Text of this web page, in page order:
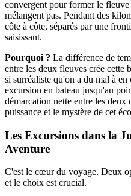
convergent pour former le
mélangent pas. Pendant des
côte à côte, séparés par une
saisissant.
Pourquoi ? La différence de
entre les deux fleuves crée cette
si surréaliste qu'on a du mal à
excursion en bateau jusqu'au
démarcation nette entre les deux
puissance et le mystère de cet
Les Excursions dans la
Aventure
C'est le cœur du voyage. Deux
et le choix est crucial.